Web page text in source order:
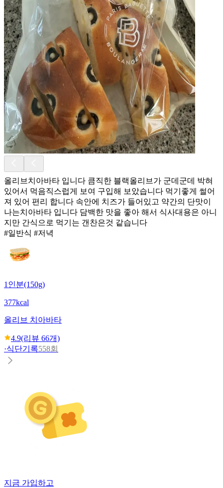
올리브치아바타 입니다 큼직한 블랙올리브가 군데군데 박혀
있어서 먹음직스럽게 보여 구입해 보았습니다 먹기좋게 썰어
져 있어 편리 합니다 속안에 치즈가 들어있고 약간의 단맛이
나는치아바타 입니다 담백한 맛을 좋아 해서 식사대용은 아니
지만 간식으로 먹기는 갠찬은것 같습니다
#일반식 #저녁
1인분(150g)
377kcal
올리브 치아바타
4.9(리뷰 66개)
·식단기록558회
지금 가입하고